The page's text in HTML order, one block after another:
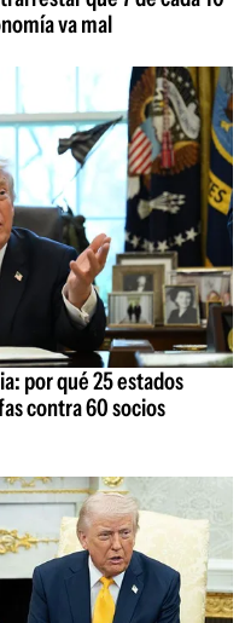
va mal
por qué 25 estados
contra 60 socios